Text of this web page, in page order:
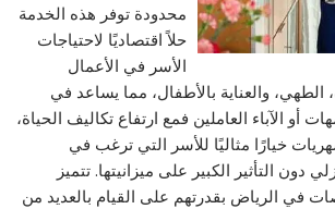
محدودة توفر هذه الخدمة
حلاً اقتصاديًا لاحتياجات
الأسر في الأعمال
الطهي، والعناية بالأطفال، مما يساعد في
أو الآباء العاملين فمع ارتفاع تكاليف الحياة،
خيارًا مثاليًا للأسر التي ترغب في
التأثير الكبير على ميزانيتها. تتميز
في الرياض بقدرتهم على القيام بالعديد من